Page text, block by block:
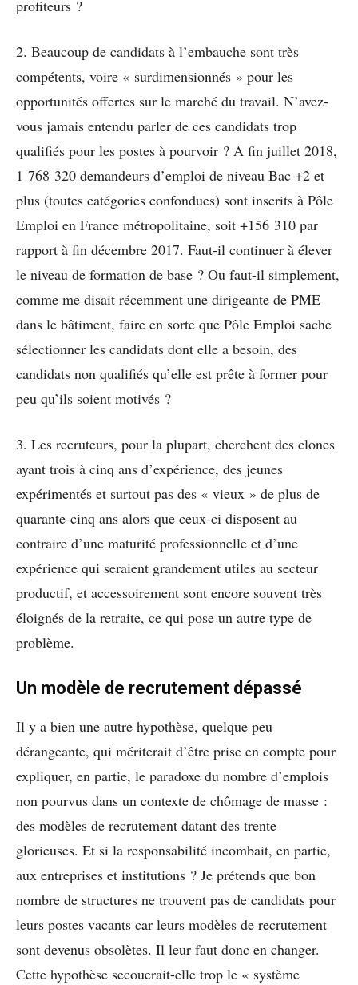
profiteurs ?
2. Beaucoup de candidats à l’embauche sont très
compétents, voire « surdimensionnés » pour les
opportunités offertes sur le marché du travail. N’avez-
vous jamais entendu parler de ces candidats trop
qualifiés pour les postes à pourvoir ? A fin juillet 2018,
1 768 320 demandeurs d’emploi de niveau Bac +2 et
plus (toutes catégories confondues) sont inscrits à Pôle
Emploi en France métropolitaine, soit +156 310 par
rapport à fin décembre 2017. Faut-il continuer à élever
le niveau de formation de base ? Ou faut-il simplement,
comme me disait récemment une dirigeante de PME
dans le bâtiment, faire en sorte que Pôle Emploi sache
sélectionner les candidats dont elle a besoin, des
candidats non qualifiés qu’elle est prête à former pour
peu qu’ils soient motivés ?
3. Les recruteurs, pour la plupart, cherchent des clones
ayant trois à cinq ans d’expérience, des jeunes
expérimentés et surtout pas des « vieux » de plus de
quarante-cinq ans alors que ceux-ci disposent au
contraire d’une maturité professionnelle et d’une
expérience qui seraient grandement utiles au secteur
productif, et accessoirement sont encore souvent très
éloignés de la retraite, ce qui pose un autre type de
problème.
Un modèle de recrutement dépassé
Il y a bien une autre hypothèse, quelque peu
dérangeante, qui mériterait d’être prise en compte pour
expliquer, en partie, le paradoxe du nombre d’emplois
non pourvus dans un contexte de chômage de masse :
des modèles de recrutement datant des trente
glorieuses. Et si la responsabilité incombait, en partie,
aux entreprises et institutions ? Je prétends que bon
nombre de structures ne trouvent pas de candidats pour
leurs postes vacants car leurs modèles de recrutement
sont devenus obsolètes. Il leur faut donc en changer.
Cette hypothèse secouerait-elle trop le « système